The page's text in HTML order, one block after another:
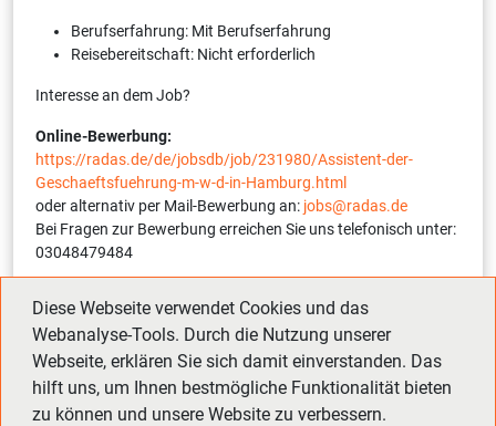
Berufserfahrung: Mit Berufserfahrung
Reisebereitschaft: Nicht erforderlich
Interesse an dem Job?
Online-Bewerbung:
https://radas.de/de/jobsdb/job/231980/Assistent-der-
Geschaeftsfuehrung-m-w-d-in-Hamburg.html
oder alternativ per Mail-Bewerbung an: jobs@radas.de
Bei Fragen zur Bewerbung erreichen Sie uns telefonisch unter:
03048479484
Bewerbung angeben)
Zurück
Diese Webseite verwendet Cookies und das
Webanalyse-Tools. Durch die Nutzung unserer
Webseite, erklären Sie sich damit einverstanden. Das
hilft uns, um Ihnen bestmögliche Funktionalität bieten
zu können und unsere Website zu verbessern.